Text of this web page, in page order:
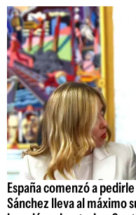
España comenzó a
Sánchez lleva al máximo